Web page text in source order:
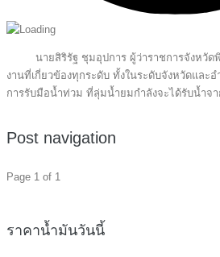
นายสิริรัฐ ชุมอุปการ ผู้ว่าราชการจังหวัดพิ
งานที่เกี่ยวข้องทุกระดับ ทั้งในระดับจังหวัดและ
การรับมือน้ำท่วม ที่ลุ่มน้ำยมกำลังจะได้รับน้ำจ
Post navigation
Page 1 of 1
ราคาน้ำมันวันนี้